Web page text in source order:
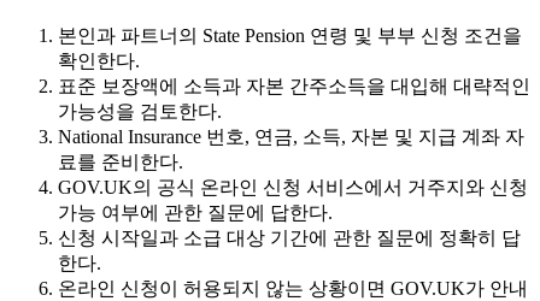
본인과 파트너의 State Pension 연령 및 부부 신청 조건을
확인한다.
표준 보장액에 소득과 자본 간주소득을 대입해 대략적인
가능성을 검토한다.
National Insurance 번호, 연금, 소득, 자본 및 지급 계좌 자
료를 준비한다.
GOV.UK의 공식 온라인 신청 서비스에서 거주지와 신청
가능 여부에 관한 질문에 답한다.
신청 시작일과 소급 대상 기간에 관한 질문에 정확히 답
한다.
온라인 신청이 허용되지 않는 상황이면 GOV.UK가 안내